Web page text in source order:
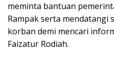
meminta bantuan
Rampak serta mendatangi
korban demi mencari
Faizatur Rodiah.